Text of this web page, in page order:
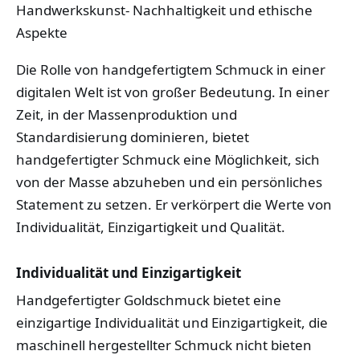
Handwerkskunst- Nachhaltigkeit und ethische
Aspekte
Die Rolle von handgefertigtem Schmuck in einer
digitalen Welt ist von großer Bedeutung. In einer
Zeit, in der Massenproduktion und
Standardisierung dominieren, bietet
handgefertigter Schmuck eine Möglichkeit, sich
von der Masse abzuheben und ein persönliches
Statement zu setzen. Er verkörpert die Werte von
Individualität, Einzigartigkeit und Qualität.
Individualität und Einzigartigkeit
Handgefertigter Goldschmuck bietet eine
einzigartige Individualität und Einzigartigkeit, die
maschinell hergestellter Schmuck nicht bieten